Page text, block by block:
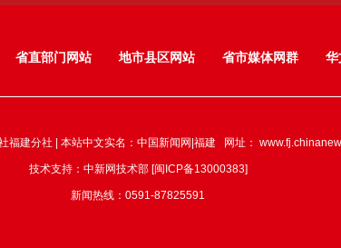
省直部门网站 地市县区网站 省市媒体网群 华
福建分社 | 本站中文实名：中国新闻网|福建 网址：
技术支持：中新网技术部 [闽ICP备13000383]
新闻热线：0591-87825591